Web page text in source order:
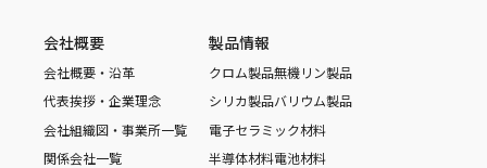
会社概要
会社概要・沿革
代表挨拶・企業理念
会社組織図・事業所一覧
関係会社一覧
製品情報
クロム製品無機リン製品
シリカ製品バリウム製品
電子セラミック材料
半導体材料電池材料